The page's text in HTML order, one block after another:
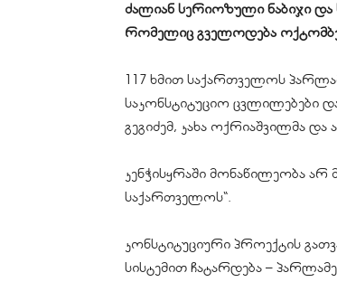
ძალიან სერიოზული ნაბიჯი და
რომელიც გველოდება
117 ხმით საქართველოს
საკონსტიტუციო ცვლილებები
გეგიძემ, კახა ოქრიაშვილმა და
კენჭისყრაში მონაწილეობა
საქართველოს“.
კონსტიტუციური პროექტის
სისტემით ჩატარდება –